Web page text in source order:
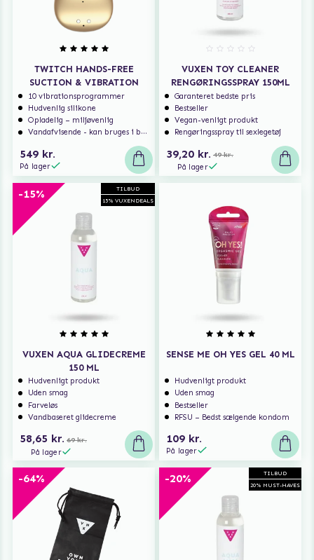
TWITCH HANDS-FREE
SUCTION & VIBRATION
10 vibrationsprogrammer
Hudvenlig silikone
Opladelig – miljøvenlig
Vandafvisende - kan bruges i badet
549 kr.
På lager
VUXEN TOY CLEANER
RENGØRINGSSPRAY 150ML
Garanteret bedste pris
Bestseller
Vegan-venligt produkt
Rengøringsspray til sexlegetøj
39,20 kr. 49 kr.
På lager
TILBUD
15% VUXENDEALS
-15%
VUXEN AQUA GLIDECREME
150 ML
Hudvenligt produkt
Uden smag
Farveløs
Vandbaseret glidecreme
58,65 kr. 69 kr.
På lager
SENSE ME OH YES GEL 40 ML
Hudvenligt produkt
Uden smag
Bestseller
RFSU – Bedst sælgende kondom
109 kr.
På lager
-64%
TILBUD
20% MUST-HAVES
-20%